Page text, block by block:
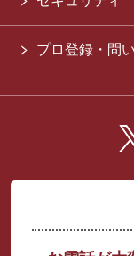
プロ登録・問